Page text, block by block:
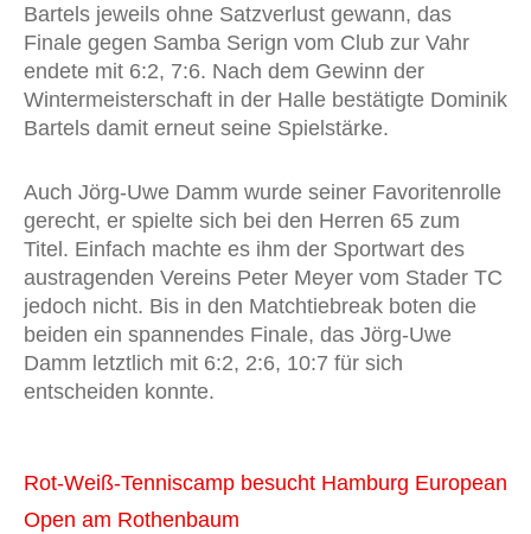
Bartels jeweils ohne Satzverlust gewann, das
Finale gegen Samba Serign vom Club zur Vahr
endete mit 6:2, 7:6. Nach dem Gewinn der
Wintermeisterschaft in der Halle bestätigte Dominik
Bartels damit erneut seine Spielstärke.
Auch Jörg-Uwe Damm wurde seiner Favoritenrolle
gerecht, er spielte sich bei den Herren 65 zum
Titel. Einfach machte es ihm der Sportwart des
austragenden Vereins Peter Meyer vom Stader TC
jedoch nicht. Bis in den Matchtiebreak boten die
beiden ein spannendes Finale, das Jörg-Uwe
Damm letztlich mit 6:2, 2:6, 10:7 für sich
entscheiden konnte.
Beitragsnavigation
Rot-Weiß-Tenniscamp besucht Hamburg European
Open am Rothenbaum